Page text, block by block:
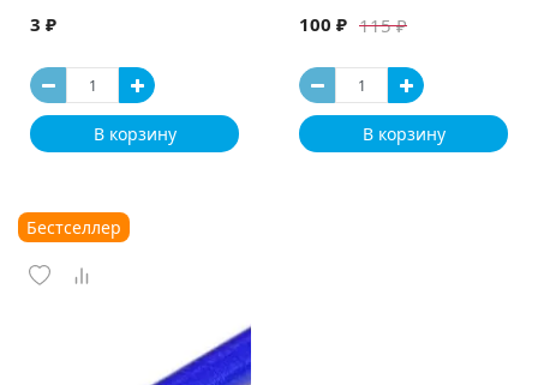
3 ₽
В корзину
115 ₽
100 ₽
В корзину
Бестселлер